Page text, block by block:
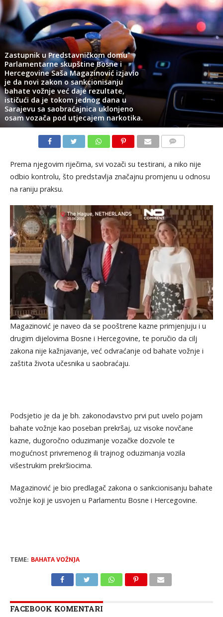
Zastupnik u Predstavničkom domu
Parlamentarne skupštine Bosne i
Hercegovine Saša Magazinović izjavio
je da novi zakon o sankcionisanju
bahate vožnje već daje rezultate,
ističući da je tokom jednog dana u
Sarajevu sa saobraćajnica uklonjeno
osam vozača pod utjecajem narkotika.
Prema njegovim riječima, svi vozači su testirani, a niko nije
odbio kontrolu, što predstavlja značajnu promjenu u odnosu
na raniju praksu.
Magazinović je naveo da se pooštrene kazne primjenjuju i u
drugim dijelovima Bosne i Hercegovine, te poručio da cilj
zakona nije kažnjavanje, već odvraćanje od bahate vožnje i
zaštita života učesnika u saobraćaju.
Podsjetio je da je bh. zakonodavstvo prvi put uvelo pojam
bahate vožnje kao poseban prekršaj, uz visoke novčane
kazne, dugoročno oduzimanje vozačke dozvole te
mogućnost privremenog ili trajnog oduzimanja vozila
višestrukim prekršiocima.
Magazinović je bio predlagač zakona o sankcionisanju bahate
vožnje koji je usvojen u Parlamentu Bosne i Hercegovine.
TEME: BAHATA VOŽNJA
FACEBOOK KOMENTARI